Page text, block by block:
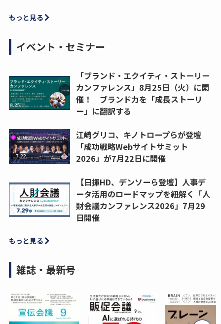
もっと見る
イベント・セミナー
「ブランド・エクイティ・ストーリー
カンファレンス」8月25日（火）に開
催！ ブランド力を「成長ストーリ
ー」に翻訳する
江崎グリコ、キノトロープらが登壇
「成功戦略Webサイトサミット
2026」が7月22日に開催
【日揮HD、デンソーら登壇】人事デ
ータ活用のロードマップを紐解く「人
財会議カンファレンス2026」7月29
日開催
もっと見る
雑誌・最新号